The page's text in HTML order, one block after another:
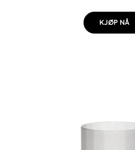
KJØP NÅ